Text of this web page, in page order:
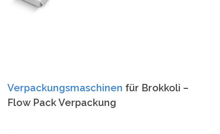
Verpackungsmaschinen für Brokkoli –
Flow Pack Verpackung